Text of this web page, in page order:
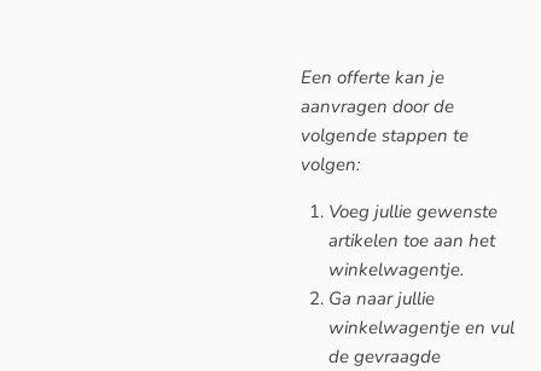
Een offerte kan je
aanvragen door de
volgende stappen te
volgen:
Voeg jullie gewenste
artikelen toe aan het
winkelwagentje.
Ga naar jullie
winkelwagentje en vul
de gevraagde